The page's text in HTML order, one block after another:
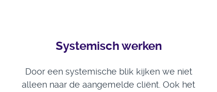
Systemisch werken
Door een systemische blik kijken we niet
alleen naar de aangemelde cliënt. Ook het